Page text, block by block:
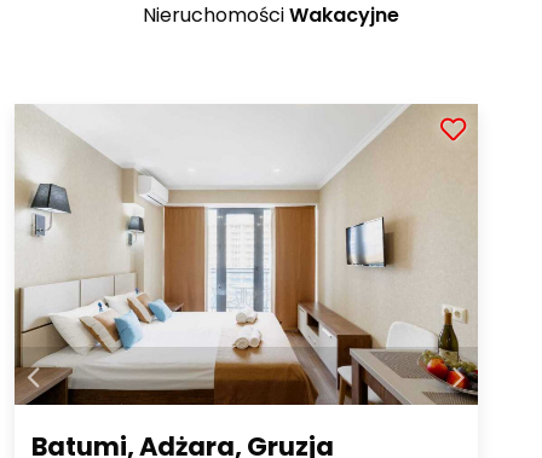
NieruchomościWakacyjne
Batumi, Adżara, Gruzja